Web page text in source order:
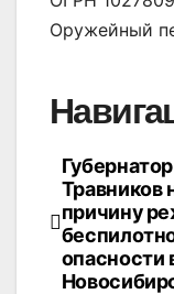
Оружейный
Губернатор
Травников
причину
опасности